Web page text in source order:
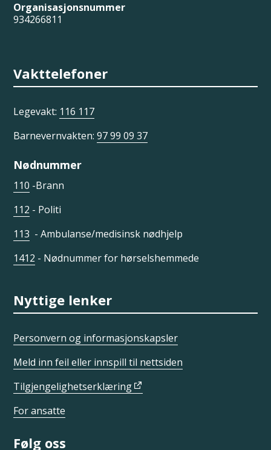
Organisasjonsnummer
934266811
Vakttelefoner
Legevakt: 116 117
Barnevernvakten:97 99 09 37
Nødnummer
110 -Brann
112 - Politi
113 - Ambulanse/medisinsk nødhjelp
1412 - Nødnummer for hørselshemmede
Nyttige lenker
Personvern og informasjonskapsler
Meld inn feil eller innspill til nettsiden
Tilgjengelighetserklæring
For ansatte
Følg oss